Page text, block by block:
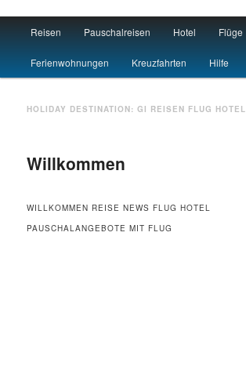
Travel : De
Skip to primary content
Skip to secondary content
Reisen Pauschalreisen Hotel Flüge
Ferienwohnungen Kreuzfahrten Hilfe
HOLIDAY DESTINATION:GI REISEN FLUG HOTEL
Willkommen
WILLKOMMEN REISE NEWS FLUG HOTEL
PAUSCHALANGEBOTE MIT FLUG